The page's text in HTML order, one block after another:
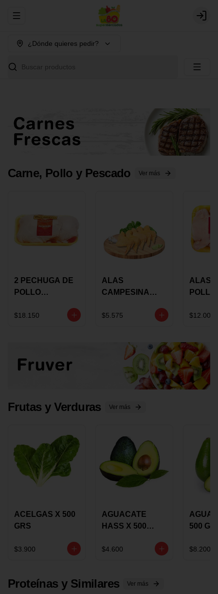
Abrir menu de navegación Login
¿Dónde quieres pedir?
Buscar productos
Carne, Pollo y Pescado Ver más
2 PECHUGA DE
POLLO
MARINADA X
$18.150
ALAS
CAMPESINA
COSTILLAR A
$5.575
ALAS
POLLO
$12.000
Frutas y Verduras Ver más
ACELGAS X 500
GRS
$3.900
AGUACATE
HASS X 500
$4.600
500
$8.200
Proteínas y Similares Ver más